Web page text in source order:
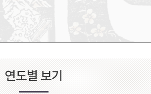
연도별 보기